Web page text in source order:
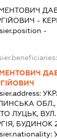
-
-
ЛУЦЬК,
БУДИНОК